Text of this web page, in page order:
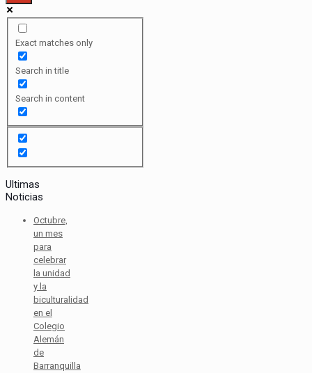
Exact matches only
Search in title
Search in content
Ultimas
Noticias
Octubre,
un mes
para
celebrar
la unidad
y la
biculturalidad
en el
Colegio
Alemán
de
Barranquilla